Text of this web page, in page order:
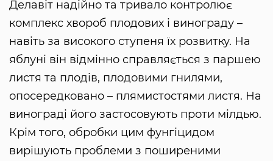
Делавіт надійно та тривало контролює
комплекс хвороб плодових і винограду –
навіть за високого ступеня їх розвитку. На
яблуні він відмінно справляється з паршею
листя та плодів, плодовими гнилями,
опосередковано – плямистостями листя. На
винограді його застосовують проти мілдью.
Крім того, обробки цим фунгіцидом
вирішують проблеми з поширеними